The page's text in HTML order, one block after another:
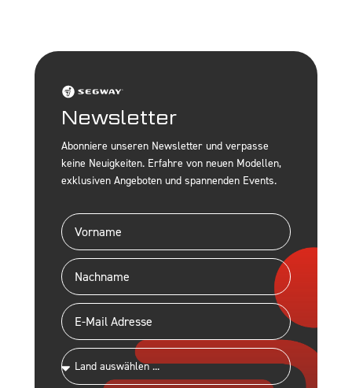
Newsletter
Abonniere unseren Newsletter und verpasse
keine Neuigkeiten. Erfahre von neuen Modellen,
exklusiven Angeboten und spannenden Events.